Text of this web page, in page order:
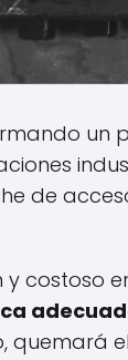
un
de
y costoso
quemará